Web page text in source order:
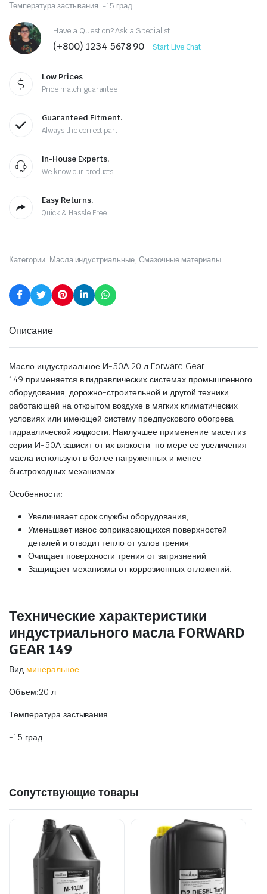
Температура застывания: -15 град
Have a Question? Ask a Specialist
(+800) 1234 5678 90 Start Live Chat
Low Prices
Price match guarantee
Guaranteed Fitment.
Always the correct part
In-House Experts.
We know our products
Easy Returns.
Quick & Hassle Free
Категории: Масла индустриальные,Смазочные материалы
Описание
Масло индустриальное И-50А 20 л Forward Gear
149 применяется в гидравлических системах промышленного
оборудования, дорожно-строительной и другой техники,
работающей на открытом воздухе в мягких климатических
условиях или имеющей систему предпускового обогрева
гидравлической жидкости. Наилучшее применение масел из
серии И-50А зависит от их вязкости: по мере ее увеличения
масла используют в более нагруженных и менее
быстроходных механизмах.
Особенности:
Увеличивает срок службы оборудования;
Уменьшает износ соприкасающихся поверхностей
деталей и отводит тепло от узлов трения;
Очищает поверхности трения от загрязнений;
Защищает механизмы от коррозионных отложений.
Технические характеристики
индустриального масла FORWARD
GEAR 149
Вид:минеральное
Объем:20 л
Температура застывания:
-15 град
Сопутствующие товары